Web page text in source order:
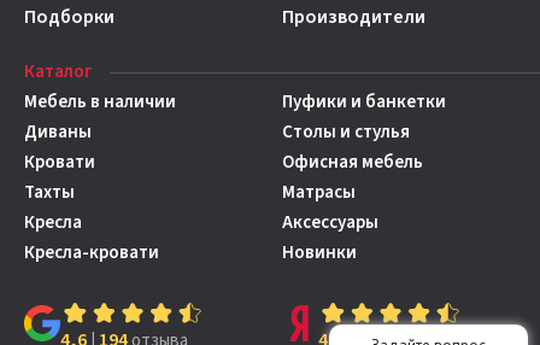
Подборки
Производители
Каталог
Мебель в наличии
Диваны
Кровати
Тахты
Кресла
Кресла-кровати
Пуфики и банкетки
Столы и стулья
Офисная мебель
Матрасы
Аксессуары
Новинки